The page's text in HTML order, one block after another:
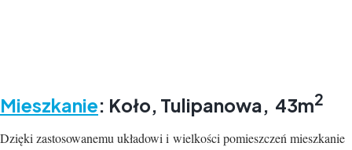
Mieszkanie: Koło, Tulipanowa, 43m2
Dzięki zastosowanemu układowi i wielkości pomieszczeń mieszkanie